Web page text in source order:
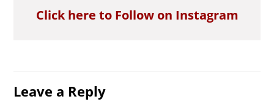
Click here to Follow on Instagram
Leave a Reply